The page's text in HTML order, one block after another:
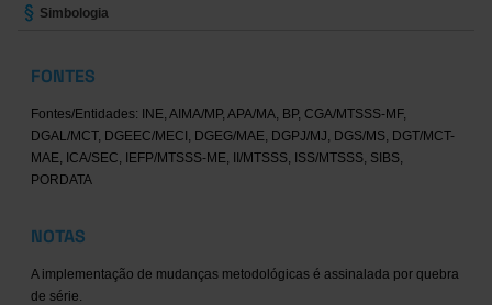
Simbologia
FONTES
Fontes/Entidades: INE, AIMA/MP, APA/MA, BP, CGA/MTSSS-MF,
DGAL/MCT, DGEEC/MECI, DGEG/MAE, DGPJ/MJ, DGS/MS, DGT/MCT-
MAE, ICA/SEC, IEFP/MTSSS-ME, II/MTSSS, ISS/MTSSS, SIBS,
PORDATA
NOTAS
A implementação de mudanças metodológicas é assinalada por quebra
de série.